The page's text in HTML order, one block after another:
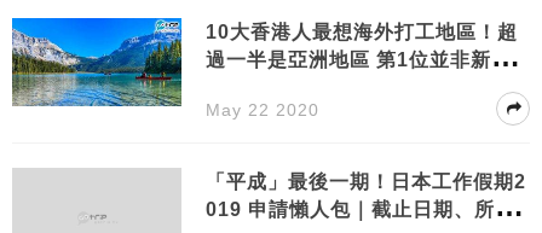
10大香港人最想海外打工地區！超
過一半是亞洲地區 第1位並非新加
May 22 2020
「平成」最後一期！日本工作假期2
019 申請懶人包｜截止日期、所需